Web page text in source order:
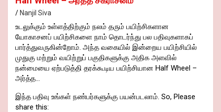
Nanjil Siva
உடலுக்கும் உள்ளத்திற்கும் நலம் தரும் பயிற்சிகளான
யோகாசனப் பயிற்சிகளை நாம் தொடர்ந்து பல பதிவுகளாகப்
பார்த்துவருகின்றோம். அந்த வகையில் இன்றைய பயிற்சியில்
முதுகு மற்றும் வயிற்றுப் பகுதிகளுக்கு அதிக அளவில்
நன்மையை ஏற்படுத்தி தரக்கூடிய பயிற்சியான Half Wheel –
அர்த்த…
இந்த பதிவு உங்கள் நண்பர்களுக்கு பயன்படலாம். So, Please
share this: